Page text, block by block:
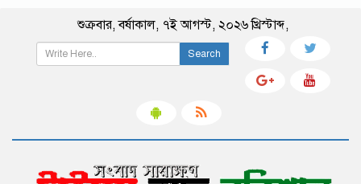
শুক্রবার,বর্ষাকাল, ৭ই আগস্ট, ২০২৬ খ্রিস্টাব্দ,
Search